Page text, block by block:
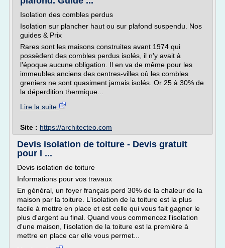
Isolation des combles perdus
Isolation sur plancher haut ou sur plafond suspendu. Nos
guides & Prix
Rares sont les maisons construites avant 1974 qui
possèdent des combles perdus isolés, il n'y avait à
l'époque aucune obligation. Il en va de même pour les
immeubles anciens des centres-villes où les combles
greniers ne sont quasiment jamais isolés. Or 25 à 30% de
la déperdition thermique...
Lire la suite
Site : https://architecteo.com
Devis isolation de toiture - Devis gratuit
pour l ...
Devis isolation de toiture
Informations pour vos travaux
En général, un foyer français perd 30% de la chaleur de la
maison par la toiture. L'isolation de la toiture est la plus
facile à mettre en place et est celle qui vous fait gagner le
plus d'argent au final. Quand vous commencez l'isolation
d'une maison, l'isolation de la toiture est la première à
mettre en place car elle vous permet...